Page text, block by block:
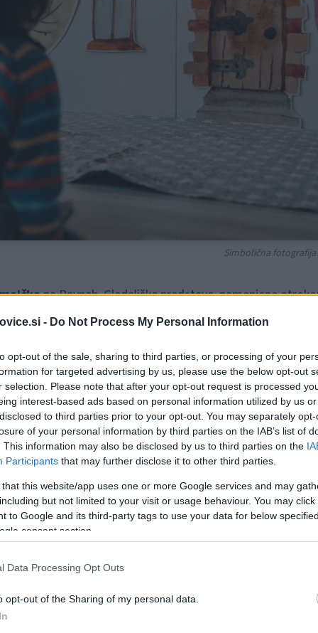
- Do Not Process My Personal Information
opt-out of the sale, sharing to third parties, or processing of your
for targeted advertising by us, please use the below opt-out
selection. Please note that after your opt-out request is processed
interest-based ads based on personal information utilized by us
to third parties prior to your opt-out. You may separately
of your personal information by third parties on the IAB’s list of
This information may also be disclosed by us to third parties on the
Participants that may further disclose it to other third parties.
that this website/app uses one or more Google services and may
but not limited to your visit or usage behaviour. You may
to Google and its third-party tags to use your data for below
consent section.
Data Processing Opt Outs
opt-out of the Sharing of my personal data.
Simbolična fotografija
na Ravnah. Gledališke predstave, namenjene
Abonzmajčka v organizacijiKulturnega centra
je Mala murska deklica. Ogledali si jo bomo v
KMKC Kompleks.
bo deklica skupaj s poštnim štrkom Jožijem odkrivala
nekaj najpomembnejšega – skrivnost, ki jo želi deliti
bo razveselila otroke in odrasle.